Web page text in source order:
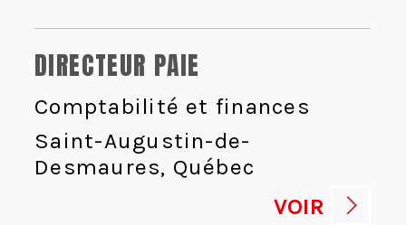
DIRECTEUR PAIE
Comptabilité et finances
Saint-Augustin-de-
Desmaures, Québec
VOIR